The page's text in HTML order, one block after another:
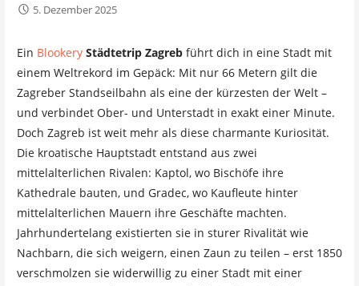
5. Dezember 2025
Ein Blookery Städtetrip Zagrebführt dich in eine Stadt mit
einem Weltrekord im Gepäck: Mit nur 66 Metern gilt die
Zagreber Standseilbahn als eine der kürzesten der Welt –
und verbindet Ober- und Unterstadt in exakt einer Minute.
Doch Zagreb ist weit mehr als diese charmante Kuriosität.
Die kroatische Hauptstadt entstand aus zwei
mittelalterlichen Rivalen: Kaptol, wo Bischöfe ihre
Kathedrale bauten, und Gradec, wo Kaufleute hinter
mittelalterlichen Mauern ihre Geschäfte machten.
Jahrhundertelang existierten sie in sturer Rivalität wie
Nachbarn, die sich weigern, einen Zaun zu teilen – erst 1850
verschmolzen sie widerwillig zu einer Stadt mit einer